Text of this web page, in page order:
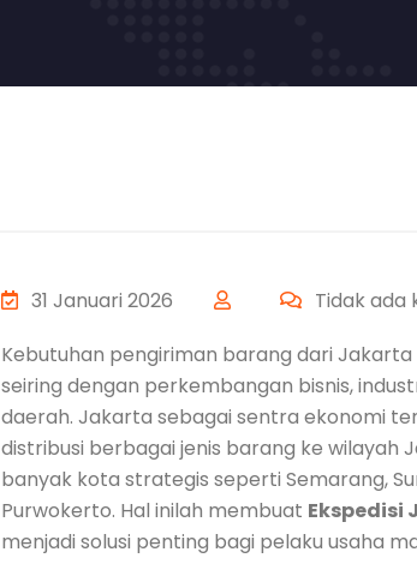
31 Januari 2026
Tidak ada
Kebutuhan pengiriman barang dari
seiring dengan perkembangan bisnis,
daerah. Jakarta sebagai sentra ekonomi
distribusi berbagai jenis barang ke wilayah
banyak kota strategis seperti Semarang,
Purwokerto. Hal inilah membuat Ekspedisi
menjadi solusi penting bagi pelaku usaha